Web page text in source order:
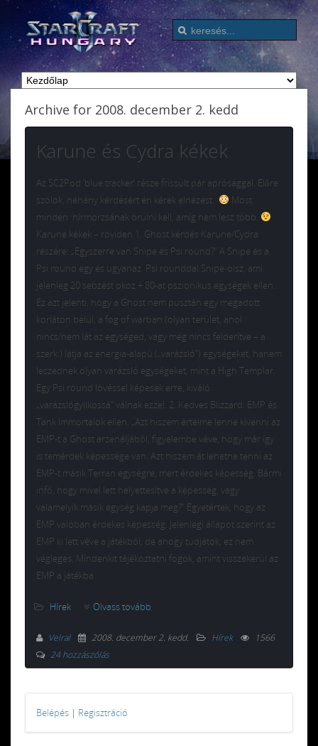
Archive for 2008. december 2. kedd
Karune és Cydra kékek
Az SC2Pod ‘blue tracker’ része frissült pár aprósággal. Előre
szólok, néhány kérdésért én kérek elnézést.
Most
minden hírmorzsának örülni kell, amíg nem lesz több.
Karune kékek – röviden 1. Ghost kérdés Karune/Cydra
részére: „Egyszerre van Snipe és Psi round?” A Snipe és a
Psi round egy és ugyanaz. Psi rounddal Snipe-olsz, ami
jelenleg 20 sebzést okoz + 80-at pszionikus egységek ellen.
Ez azt jelenti, hogy a Ghost nem pusztán egy megadott
korláton belül, a fog of warban (olyan terület, ahol
nincs/nem lát az egységed, vagy még nincs felderítve – a
szerk.) látja az energia-alapú („varázsló”) egységeket, hanem
leszednek olyan varázsló egységeket, mint a High Templar.
Egy Psi round lövéssel képesek erre, kiváló
„varázslógyilkossá” válnak ezzel. 2. Kedves Blizzard: EMP és
Tank Immortalok ellen. „Azt hiszem értelme lenne kivenni az
EMP-t a Ghost arzenáljából, figyelembe véve, hogy már így
is temérdek képessége van. Azt hiszem át lehetne tenni az
EMP-t másik Terran egységre, mert érdekes képesség. Bármi
infó, hogy mivel lett helyettesítve a képesség, vagy
valamelyik másik egység kapja meg?” Egyetértek, hogy az
EMP valóban érdekes képesség. Jelenlegi állapot szerint az
EMP ki lett véve a játékból, de ahogy tudjátok, ez nem
végleges. Mindenkit tájékoztatni fogok, amint visszakerül az
EMP a játékba.
Hírek Olvass tovább
Velral 2008. december 2. kedd. Hírek
1566
24 hozzászólás
Belépés | Regisztráció